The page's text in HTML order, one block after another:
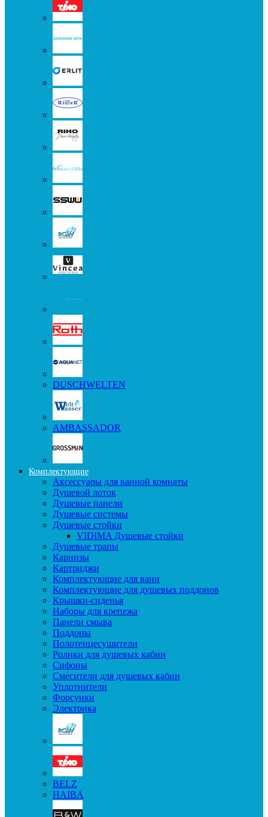
DUSCHWELTEN
AMBASSADOR
Комплектующие
Аксессуары для ванной комнаты
Душевой лоток
Душевые панели
Душевые системы
Душевые стойки
VIDIMA Душевые стойки
Душевые трапы
Карнизы
Картриджи
Комплектующие для ванн
Комплектующие для душевых поддонов
Крышки-сиденья
Наборы для крепежа
Панели смыва
Поддоны
Полотенцесушители
Ролики для душевых кабин
Сифоны
Смесители для душевых кабин
Уплотнители
Форсунки
Электрика
BELZ
HAIBA